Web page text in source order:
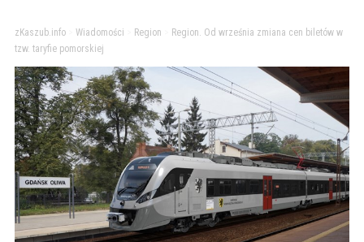
zKaszub.info> Wiadomości Region
Region. Od września zmiana cen biletów w
tzw. taryfie pomorskiej